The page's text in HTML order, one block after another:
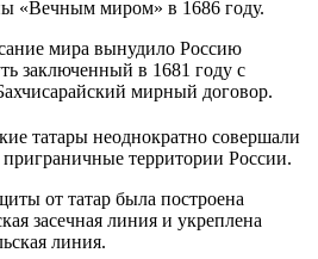
«Вечным миром» в 1686 году.
мира вынудило Россию
заключенный в 1681 году с
мирный договор.
татары неоднократно совершали
приграничные территории России.
от татар была построена
засечная линия и укреплена
линия.